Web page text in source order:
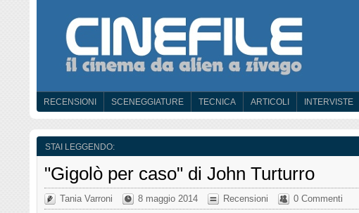
RECENSIONI SCENEGGIATURE TECNICA ARTICOLI INTERVISTE
STAI LEGGENDO:
"Gigolò per caso" di John Turturro
Tania Varroni 8 maggio 2014 Recensioni 0 Commenti